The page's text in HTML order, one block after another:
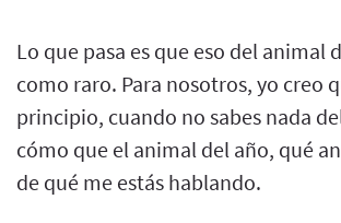
Lo que pasa es que eso del animal
como raro. Para nosotros, yo creo
principio, cuando no sabes nada
cómo que el animal del año, qué
de qué me estás hablando.